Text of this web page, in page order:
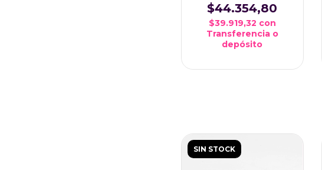
$44.354,80
$39.919,32 con
Transferencia o
depósito
SIN STOCK